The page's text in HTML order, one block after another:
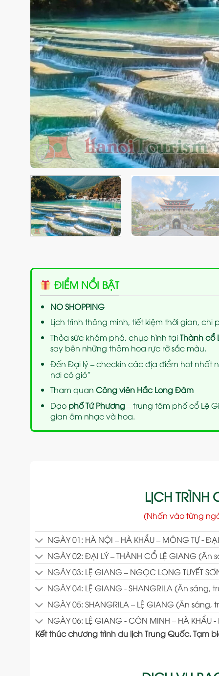
ĐIỂM NỔI BẬT
NO SHOPPING
Lịch trình thông minh, tiết kiệm thời gian, chi
Thỏa sức khám phá, chụp hình tạiThành cổ
say bên những thảm hoa rực rỡ sắc màu.
Đến Đại lý – checkin các địa điểm hot nhất
nơi có gió”
Tham quan Công viên Hắc Long Đàm
Dạo phố Tứ Phương– trung tâm phố cổ Lệ
gian âm nhạc và hoa.
LỊCH TRÌNH
(Nhấn vào từng
NGÀY 01: HÀ NỘI – HÀ KHẨU – MÔNG TỰ -
NGÀY 02: ĐẠI LÝ – THÀNH CỔ LỆ GIANG (Ăn
NGÀY 03: LỆ GIANG – NGỌC LONG TUYẾT
NGÀY 04: LỆ GIANG - SHANGRILA (Ăn sáng,
NGÀY 05: SHANGRILA – LỆ GIANG (Ăn sáng,
NGÀY 06: LỆ GIANG - CÔN MINH – HÀ KHẨU
Kết thúc chương trình du lịch Trung Quốc. Tạm